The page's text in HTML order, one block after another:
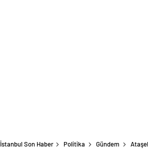
İstanbul Son Haber Politika Gündem